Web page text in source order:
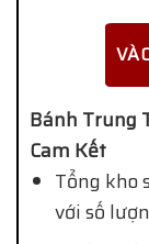
Bánh Trung
Cam Kết
Tổng kho
với số